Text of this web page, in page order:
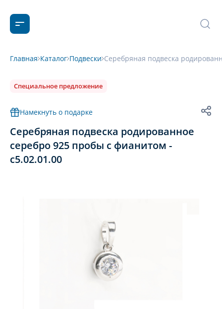
Главная Каталог Подвески Серебряная подвеска
Специальное предложение
Намекнуть о подарке
Серебряная подвеска родированное
серебро 925 пробы с фианитом -
с5.02.01.00